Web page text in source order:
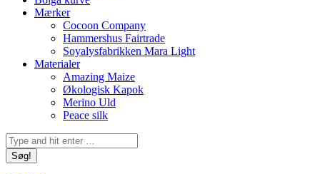
Mærker
Cocoon Company
Hammershus Fairtrade
Soyalysfabrikken Mara Light
Materialer
Amazing Maize
Økologisk Kapok
Merino Uld
Peace silk
Søg: